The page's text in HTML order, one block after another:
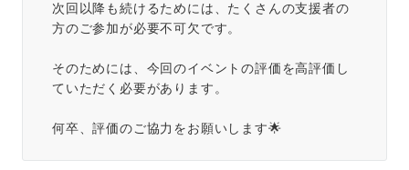
次回以降も続けるためには、たくさんの支援者の
方のご参加が必要不可欠です。
そのためには、今回のイベントの評価を高評価し
ていただく必要があります。
何卒、評価のご協力をお願いします🌟